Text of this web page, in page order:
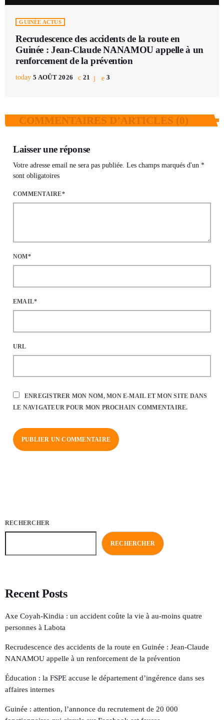
GUINÉE ACTUS
Recrudescence des accidents de la route en
Guinée : Jean-Claude NANAMOU appelle à un
renforcement de la prévention
today 5 AOÛT 2026 21 3
COMMENTAIRES D’ARTICLES (0)
Laisser une réponse
Votre adresse email ne sera pas publiée. Les champs marqués d'un *
sont obligatoires
COMMENTAIRE*
NOM*
EMAIL*
URL
ENREGISTRER MON NOM, MON E-MAIL ET MON SITE DANS
LE NAVIGATEUR POUR MON PROCHAIN COMMENTAIRE.
RECHERCHER
RECHERCHER
Recent Posts
Axe Coyah-Kindia : un accident coûte la vie à au-moins quatre
personnes à Labota
Recrudescence des accidents de la route en Guinée : Jean-Claude
NANAMOU appelle à un renforcement de la prévention
Éducation : la FSPE accuse le département d’ingérence dans ses
affaires internes
Guinée : attention, l’annonce du recrutement de 20 000